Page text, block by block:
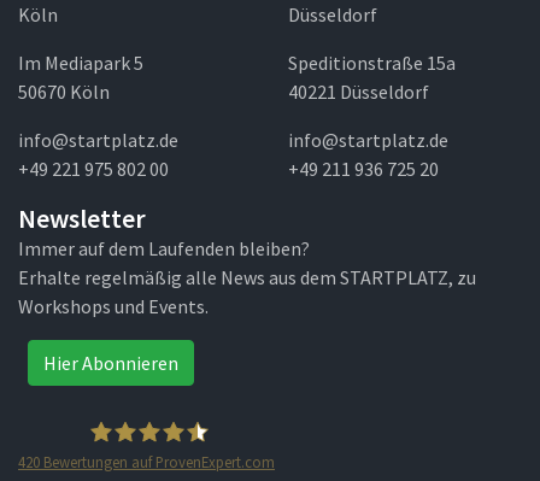
Köln
Im Mediapark 5
50670 Köln
info@startplatz.de
+49 221 975 802 00
Düsseldorf
Speditionstraße 15a
40221 Düsseldorf
info@startplatz.de
+49 211 936 725 20
Newsletter
Immer auf dem Laufenden bleiben?
Erhalte regelmäßig alle News aus dem STARTPLATZ, zu
Workshops und Events.
Hier Abonnieren
420 Bewertungen auf ProvenExpert.com